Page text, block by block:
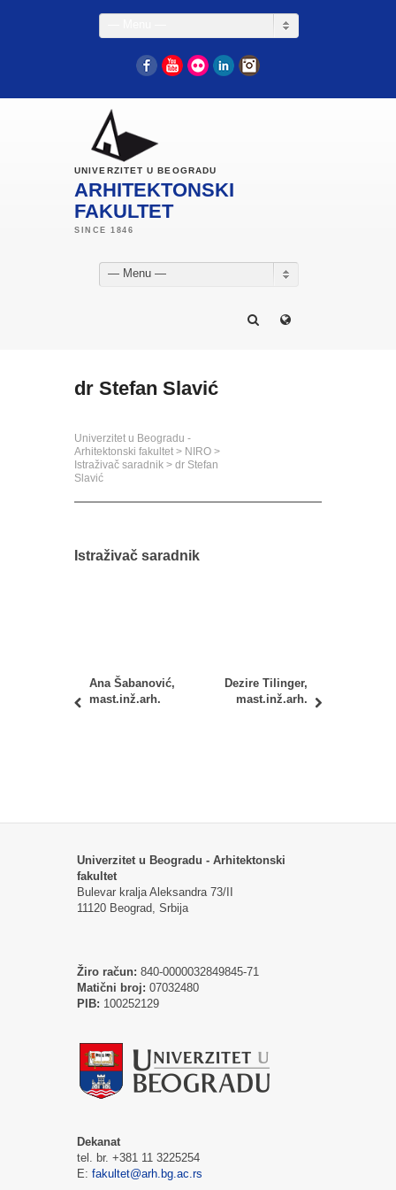
FacebookYouTube
Flickr LinkedIn
UNIVERZITET U BEOGRADU
ARHITEKTONSKI
FAKULTET
— Menu —
dr Stefan Slavić
Univerzitet u Beogradu -
Arhitektonski fakultet > NIRO >
Istraživač saradnik > dr Stefan
Slavić
Istraživač saradnik
Ana Šabanović,
mast.inž.arh.
Dezire Tilinger,
mast.inž.arh.
Univerzitet u Beogradu - Arhitektonski
fakultet
Bulevar kralja Aleksandra 73/II
11120 Beograd, Srbija
Žiro račun: 840-0000032849845-71
Matični broj: 07032480
PIB: 100252129
Dekanat
tel. br. +381 11 3225254
E: fakultet@arh.bg.ac.rs